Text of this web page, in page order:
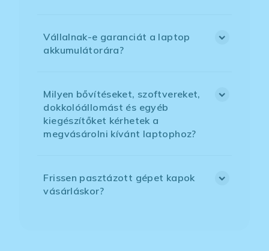
Vállalnak-e garanciát a laptop
akkumulátorára?
Milyen bővítéseket, szoftvereket,
dokkolóállomást és egyéb
kiegészítőket kérhetek a
megvásárolni kívánt laptophoz?
Frissen pasztázott gépet kapok
vásárláskor?